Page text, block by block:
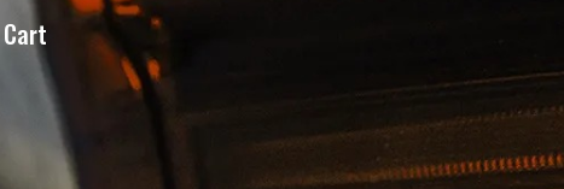
Cart